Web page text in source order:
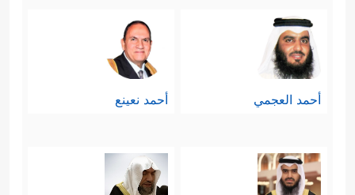
أحمد العجمي أحمد نعينع